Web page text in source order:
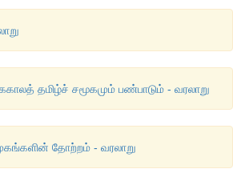
தமிழ்ச் சமூகமும் பண்பாடும் - வரலாறு
தோற்றம் - வரலாறு